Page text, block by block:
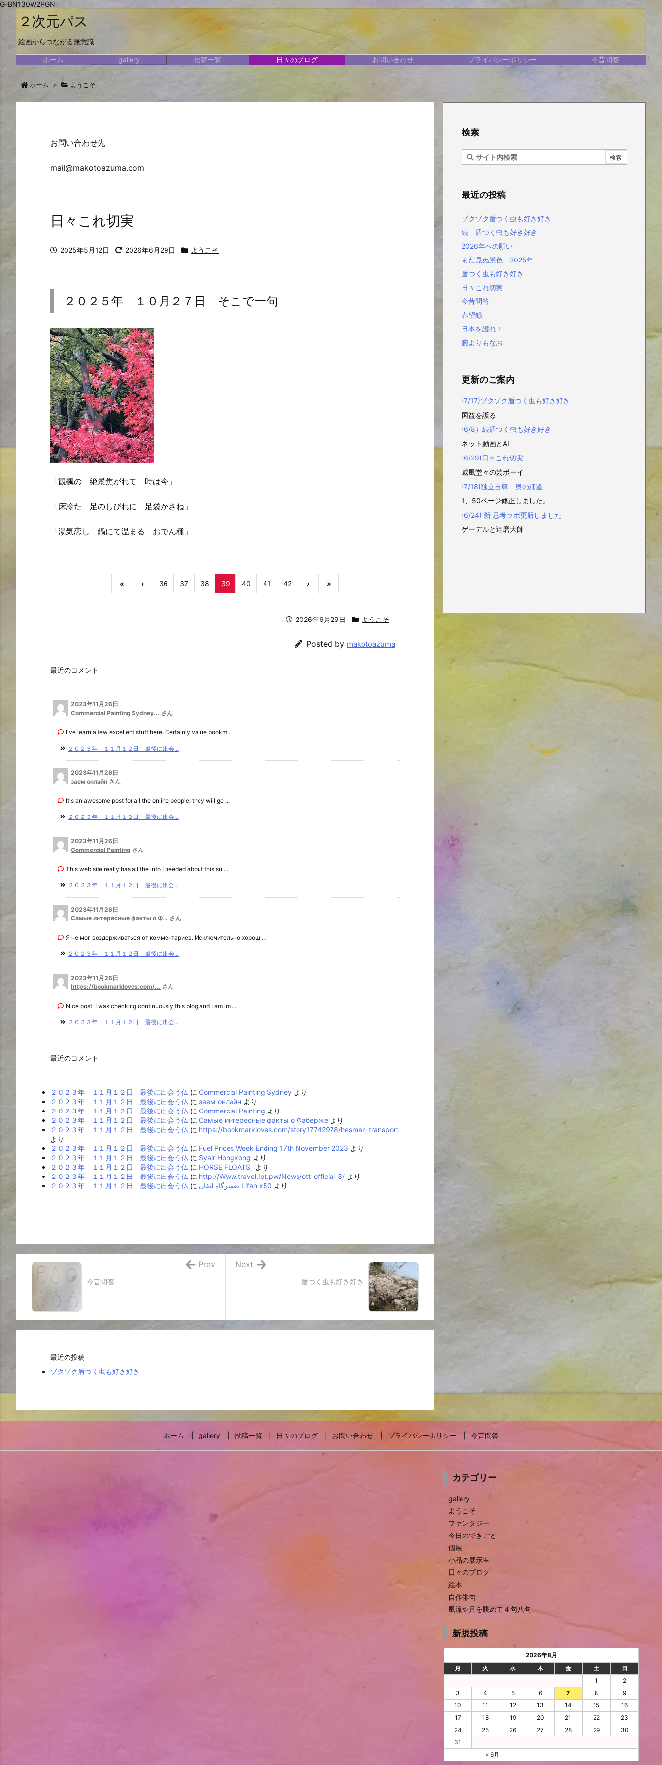
G-BN130W2PGN
２次元パス
絵画からつながる無意識
ホーム gallery 投稿一覧 日々のブログ お問い合わせ プライバシーポリシー 今昔問答
ホーム > ようこそ
お問い合わせ先
mail@makotoazuma.com
日々これ切実
2025年5月12日 2026年6月29日 ようこそ
２０２５年 １０月２７日 そこで一句
「観楓の 絶景焦がれて 時は今」
「床冷た 足のしびれに 足袋かさね」
「湯気恋し 鍋にて温まる おでん種」
« ‹ 36 37 38 39 40 41 42 › »
2026年6月29日 ようこそ
Posted by makotoazuma
最近のコメント
2023年11月26日
Commercial Painting Sydney... さん
I've learn a few excellent stuff here. Certainly value bookm ...
２０２３年 １１月１２日 最後に出会...
2023年11月26日
заем онлайн さん
It's an awesome post for all the online people; they will ge ...
２０２３年 １１月１２日 最後に出会...
2023年11月26日
Commercial Painting さん
This web site really has all the info I needed about this su ...
２０２３年 １１月１２日 最後に出会...
2023年11月26日
Самые интересные факты о Ф... さん
Я не мог воздерживаться от комментариев. Исключительно хорош ...
２０２３年 １１月１２日 最後に出会...
2023年11月26日
https://bookmarkloves.com/... さん
Nice post. I was checking continuously this blog and I am im ...
２０２３年 １１月１２日 最後に出会...
最近のコメント
２０２３年 １１月１２日 最後に出会う仏 に Commercial Painting Sydney より
２０２３年 １１月１２日 最後に出会う仏 に заем онлайн より
２０２３年 １１月１２日 最後に出会う仏 に Commercial Painting より
２０２３年 １１月１２日 最後に出会う仏 に Самые интересные факты о Фаберже より
２０２３年 １１月１２日 最後に出会う仏 に https://bookmarkloves.com/story17742978/hesman-transport
より
２０２３年 １１月１２日 最後に出会う仏 に Fuel Prices Week Ending 17th November 2023 より
２０２３年 １１月１２日 最後に出会う仏 に Syair Hongkong より
２０２３年 １１月１２日 最後に出会う仏 に HORSE FLOATS_
より
２０２３年 １１月１２日 最後に出会う仏 に http://Www.travel.Ipt.pw/News/ott-official-3/ より
２０２３年 １１月１２日 最後に出会う仏 に تعمیرگاه لیفان Lifan x50 より
盾つく虫も好き好き
Next
今昔問答
Prev
最近の投稿
ゾクゾク盾つく虫も好き好き
検索
最近の投稿
ゾクゾク盾つく虫も好き好き
続 盾つく虫も好き好き
2026年への願い
まだ見ぬ景色 2025年
盾つく虫も好き好き
日々これ切実
今昔問答
春望録
日本を護れ！
腕よりもなお
更新のご案内
(7/17)ゾクゾク盾つく虫も好き好き
国益を護る
(6/8）続盾つく虫も好き好き
ネット動画とAI
(6/29)日々これ切実
威風堂々の芸ボーイ
(7/18)独立自尊 奥の細道
1、50ページ修正しました。
(6/24) 新 思考ラボ更新しました
ゲーデルと達磨大師
ホーム gallery 投稿一覧 日々のブログ お問い合わせ プライバシーポリシー 今昔問答
カテゴリー
gallery
ようこそ
ファンタジー
今日のできごと
個展
小品の展示室
日々のブログ
絵本
自作俳句
風流や月を眺めて４句八句
新規投稿
2026年8月
月
火 水 木 金 土
日
1
2
3
4 5 6 7 8
9
10
11 12 13 14 15
16
17
18 19 20 21 22
23
24
25 26 27 28 29
30
31
« 6月